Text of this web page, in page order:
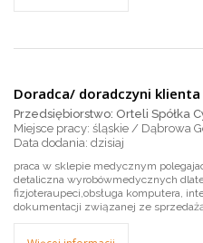
Doradca/ doradczyni
Przedsiębiorstwo: Orteli Spółka
Miejsce pracy: śląskie / Dąbrowa
dzisiaj
praca w sklepie medycznym
detaliczna wyrobówmedycznych
fizjoteraupeci,obsługa komputera,
dokumentacji związanej ze